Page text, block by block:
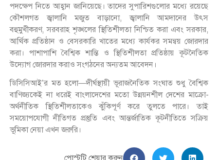
পদক্ষেপ নিতে আহ্বান জানিয়েছে। তাদের সুপারিশগুলোর মধ্যে রয়েছে
কৌশলগত জ্বালানি মজুত বাড়ানো, জ্বালানি আমদানের উৎস
বহুমুখীকরণ, সরবরাহ শৃঙ্খলের স্থিতিশীলতা নিশ্চিত করা এবং সরকার,
আর্থিক প্রতিষ্ঠান ও বেসরকারি খাতের মধ্যে কার্যকর সমন্বয় জোরদার
করা। পাশাপাশি বৈশ্বিক শান্তি ও স্থিতিশীলতা প্রতিষ্ঠায় কূটনৈতিক
উদ্যোগ জোরদার করাও সংগঠনের অন্যতম আবেদন।
ডিসিসিআই’র মত হলো—দীর্ঘস্থায়ী ভূরাজনৈতিক সংঘাত শুধু বৈশ্বিক
বাণিজ্যকেই না ধরেই বাংলাদেশের মতো উন্নয়নশীল দেশের মাক্রো-
অর্থনীতিক স্থিতিশীলতাকেও ঝুঁকিপূর্ণ করে তুলতে পারে। তাই
সময়োপযোগী নীতিগত প্রস্তুতি এবং আন্তর্জাতিক কূটনীতিতে সক্রিয়
ভূমিকা নেয়া এখন জরুরি।